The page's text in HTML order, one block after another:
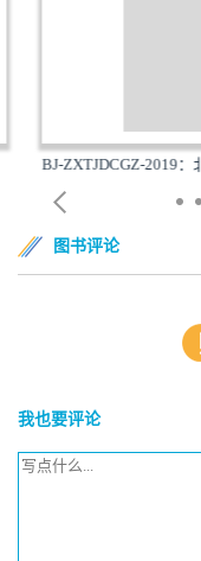
BJ-ZXTJDCGZ-2019：北
图书评论
我也要评论